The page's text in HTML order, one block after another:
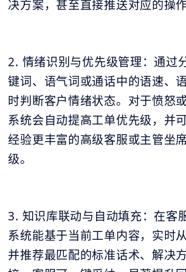
决方案，甚至直接推送对应的操作
2. 情绪识别与优先级管理：通过
键词、语气词或通话中的语速、
时判断客户情绪状态。对于愤怒
系统会自动提高工单优先级，并
经验更丰富的高级客服或主管坐
级。
3. 知识库联动与自动填充：在客
系统能基于当前工单内容，实时
并推荐最匹配的标准话术、解决